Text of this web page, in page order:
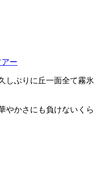
ー
しぶりに丘一面全て霧氷
やかさにも負けないくら